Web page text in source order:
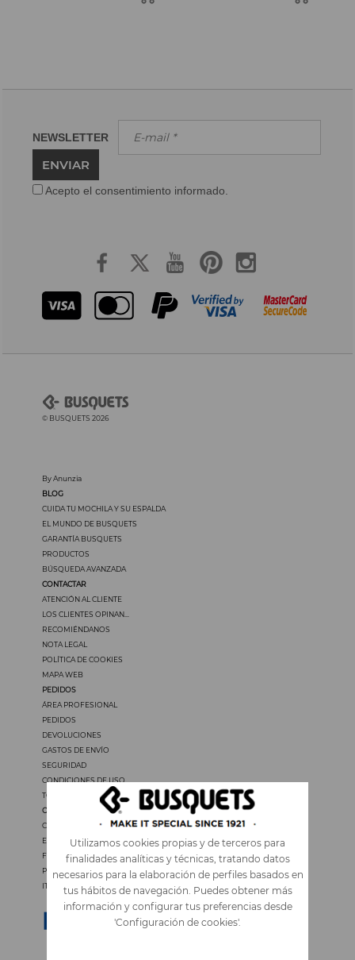
Utilizamos cookies propias y de terceros para
finalidades analíticas y técnicas, tratando datos
necesarios para la elaboración de perfiles basados en
tus hábitos de navegación. Puedes obtener más
información y configurar tus preferencias desde
'Configuración de cookies'.
NEWSLETTER
ENVIAR
Acepto el consentimiento informado.
© BUSQUETS 2026
By Anunzia
BLOG
CUIDA TU MOCHILA Y SU ESPALDA
EL MUNDO DE BUSQUETS
GARANTÍA BUSQUETS
PRODUCTOS
BÚSQUEDA AVANZADA
CONTACTAR
ATENCIÓN AL CLIENTE
LOS CLIENTES OPINAN...
RECOMIÉNDANOS
NOTA LEGAL
POLÍTICA DE COOKIES
MAPA WEB
PEDIDOS
ÁREA PROFESIONAL
PEDIDOS
DEVOLUCIONES
GASTOS DE ENVÍO
SEGURIDAD
CONDICIONES DE USO
TODOS LOS PRECIOS INCLUYEN IVA
OTROS IDIOMAS
CATALÀ
ENGLISH
FRANÇAIS
PORTUGUÊS
ITALIANO